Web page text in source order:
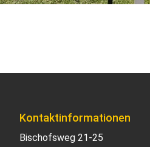
Kontaktinformationen
Bischofsweg 21-25